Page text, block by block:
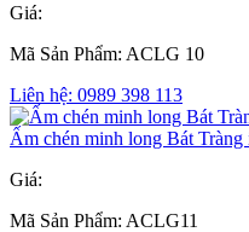
Giá:
Mã Sản Phẩm: ACLG 10
Liên hệ: 0989 398 113
Ấm chén minh long Bát Tràng
Giá:
Mã Sản Phẩm: ACLG11